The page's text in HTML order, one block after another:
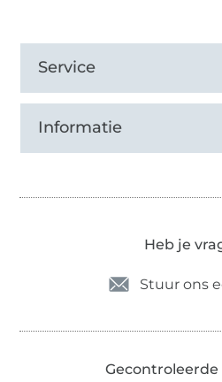
Service
Informatie
Heb je
Stuur ons
Gecontroleerde